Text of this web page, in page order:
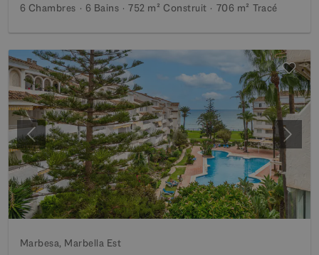
6 Chambres 6 Bains 752 m² Construit 706 m² Tracé
Précédent
Marbesa, Marbella Est